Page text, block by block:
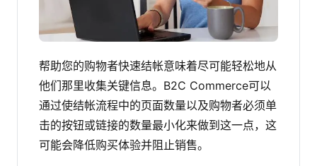
帮助您的购物者快速结帐意味着尽可能轻松地从
他们那里收集关键信息。B2C Commerce可以
通过使结帐流程中的页面数量以及购物者必须单
击的按钮或链接的数量最小化来做到这一点，这
可能会降低购买体验并阻止销售。